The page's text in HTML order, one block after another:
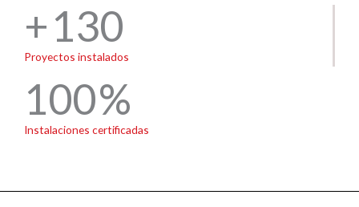
130
Proyectos instalados
100
Instalaciones certificadas